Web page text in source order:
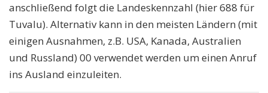
anschließend folgt die Landeskennzahl (hier 688 für
Tuvalu). Alternativ kann in den meisten Ländern (mit
einigen Ausnahmen, z.B. USA, Kanada, Australien
und Russland) 00 verwendet werden um einen Anruf
ins Ausland einzuleiten.